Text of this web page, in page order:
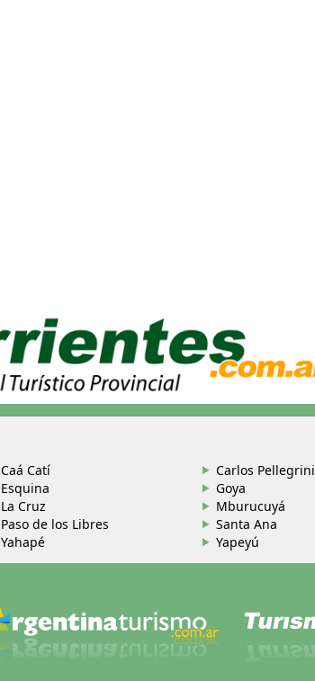
Caá Catí Carlos Pellegrini
Esquina Goya
La Cruz Mburucuyá
Paso de los Libres Santa Ana
Yahapé Yapeyú